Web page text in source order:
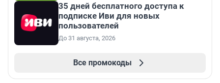
35 дней бесплатного доступа к
подписке Иви для новых
пользователей
До 31 августа, 2026
Все промокоды